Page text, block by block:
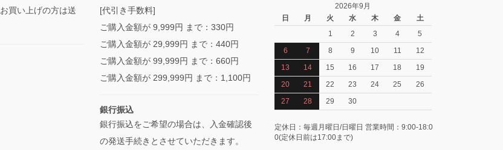
買い上げの方は送
[代引き手数料]
ご購入金額が 9,999円 まで：330円
ご購入金額が 29,999円 まで：440円
ご購入金額が 99,999円 まで：660円
ご購入金額が 299,999円 まで：1,100円
銀行振込
銀行振込をご希望の場合は、入金確認後
の発送手続きとさせていただきます。
2026年9月
日
月 火 水 木 金
土
1
2 3 4
5
6
7 8 9 10 11
12
13
14 15 16 17 18
19
20
21 22 23 24 25
26
27
28 29 30
定休日：毎週月曜日/日曜日 営業時間：9:00-18:0
0(定休日前は17:00まで)